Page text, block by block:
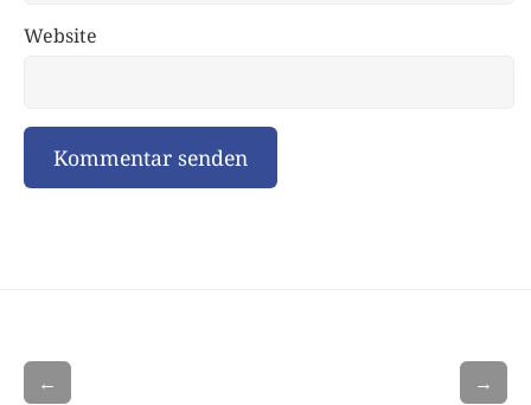
Website
← →